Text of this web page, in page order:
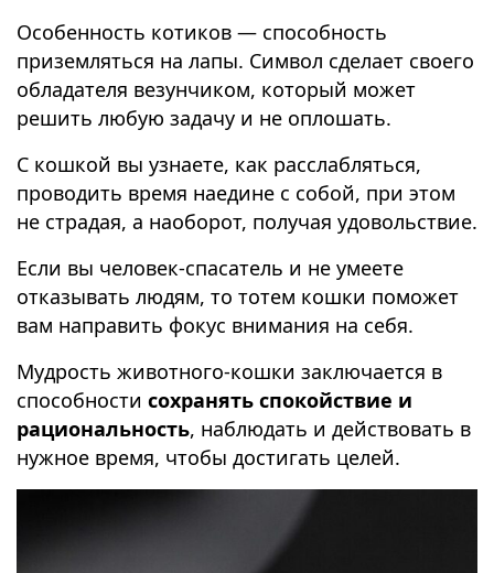
Особенность котиков — способность
приземляться на лапы. Символ сделает своего
обладателя везунчиком, который может
решить любую задачу и не оплошать.
С кошкой вы узнаете, как расслабляться,
проводить время наедине с собой, при этом
не страдая, а наоборот, получая удовольствие.
Если вы человек-спасатель и не умеете
отказывать людям, то тотем кошки поможет
вам направить фокус внимания на себя.
Мудрость животного-кошки заключается в
способности сохранять спокойствие и
рациональность, наблюдать и действовать в
нужное время, чтобы достигать целей.